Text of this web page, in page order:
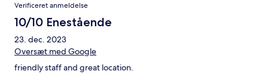
Verificeret anmeldelse
10/10 Enestående
23. dec. 2023
Oversæt med Google
friendly staff and great location.